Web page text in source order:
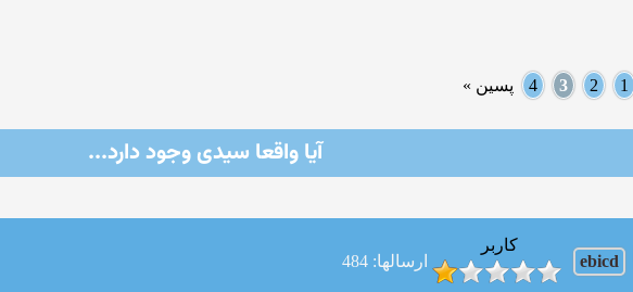
1
2
3
4 پسین »
آیا واقعا سیدی وجود دارد...
ebicd
کاربر
ارسالها: 484